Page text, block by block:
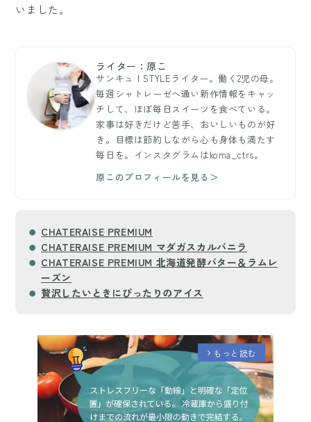
いました。
ライター：原こ
サンキュ！STYLEライター。働く2児の母。
毎週シャトレーゼへ通い新作情報をキャッ
チして、ほぼ毎日スイーツを食べている。
家事は好きだけど苦手、おいしいものが好
き。目標は節約しながら心も身体も満たす
毎日を。インスタグラムはkoma_ctrs。
原このプロフィールを見る＞
CHATERAISE PREMIUM
CHATERAISE PREMIUM マダガスカルバニラ
CHATERAISE PREMIUM 北海道発酵バター＆ラムレ
ーズン
贅沢したいときにぴったりのアイス
arrow_forward_ios もっと読む